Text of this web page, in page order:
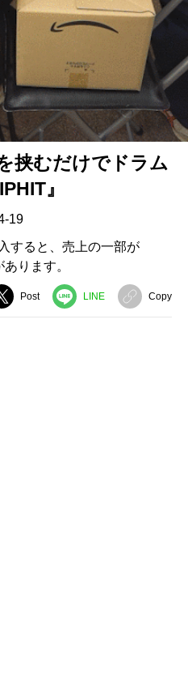
挟むだけでドラム
』
19
すると、売上の一部が
ります。
Post LINE Copy